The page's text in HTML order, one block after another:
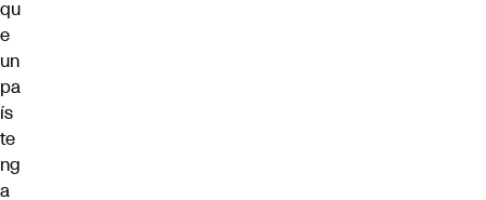
qu
e
un
pa
ís
te
ng
a